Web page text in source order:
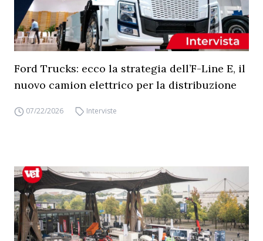
Ford Trucks: ecco la strategia dell’F-Line E, il
nuovo camion elettrico per la distribuzione
07/22/2026 Interviste